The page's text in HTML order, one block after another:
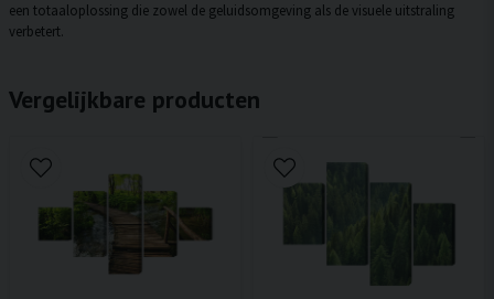
een totaaloplossing die zowel de geluidsomgeving als de visuele uitstraling
verbetert.
Vergelijkbare producten